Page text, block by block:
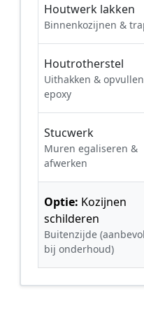
Houtwerk lakken
Binnenkozijnen &
Houtrotherstel
Uithakken &
epoxy
Stucwerk
Muren egaliseren &
afwerken
Optie: Kozijnen
schilderen
Buitenzijde
bij onderhoud)